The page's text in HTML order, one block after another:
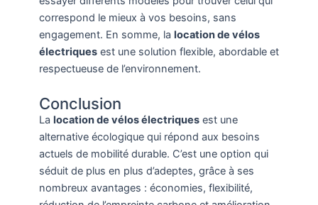
correspond le mieux à vos besoins, sans
engagement. En somme, la location de vélos
électriquesest une solution flexible, abordable et
respectueuse de l’environnement.
Conclusion
La location de vélos électriquesest une
alternative écologique qui répond aux besoins
actuels de mobilité durable. C’est une option qui
séduit de plus en plus d’adeptes, grâce à ses
nombreux avantages : économies, flexibilité,